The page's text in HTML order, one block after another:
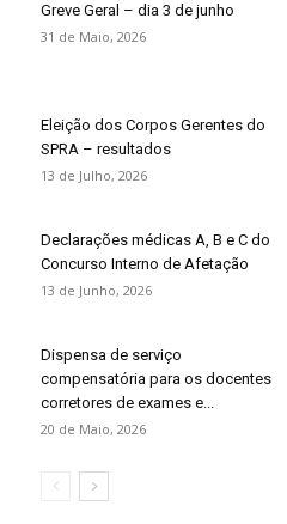
Greve Geral – dia 3 de junho
31 de Maio, 2026
Eleição dos Corpos Gerentes do
SPRA – resultados
13 de Julho, 2026
Declarações médicas A, B e C do
Concurso Interno de Afetação
13 de Junho, 2026
Dispensa de serviço
compensatória para os docentes
corretores de exames e...
20 de Maio, 2026